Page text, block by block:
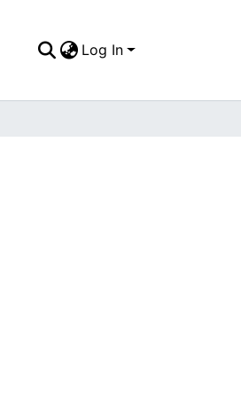
Log In